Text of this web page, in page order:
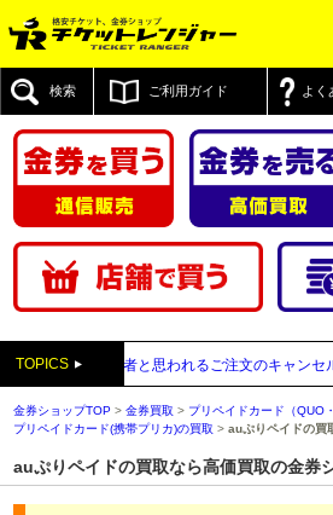
検索 ご利用ガイド よく
TOPICS
払い買取業者と思われるご注文のキャンセルにつ
金券ショップTOP >金券買取 > プリペイドカード（QUO
プリペイドカード(携帯プリカ)の買取 >auぷりペイドの買
auぷりペイドの買取なら高価買取の金券